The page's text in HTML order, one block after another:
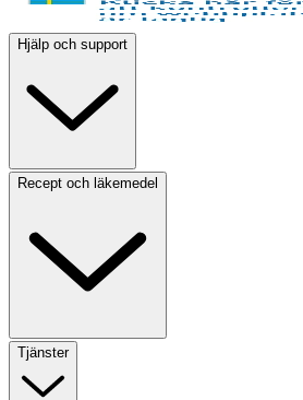
Hjälp och support
Recept och läkemedel
Tjänster